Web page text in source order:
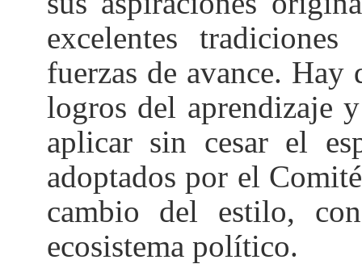
excelentes
fuerzas de avance.
logros del aprendizaje
aplicar sin cesar el
adoptados por el
cambio del estilo,
ecosistema político.